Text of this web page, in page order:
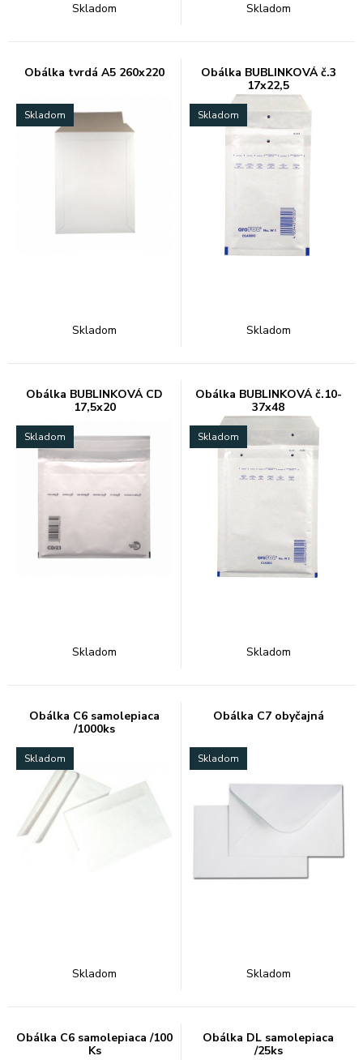
Skladom Skladom
Obálka tvrdá A5 260x220
Skladom
Skladom
Obálka BUBLINKOVÁ č.3
17x22,5
Skladom
Skladom
Obálka BUBLINKOVÁ CD
17,5x20
Skladom
Skladom
Obálka BUBLINKOVÁ č.10-
37x48
Skladom
Skladom
Obálka C6 samolepiaca
/1000ks
Skladom
Skladom
Obálka C7 obyčajná
Skladom
Skladom
Obálka C6 samolepiaca /100
Ks
Obálka DL samolepiaca
/25ks